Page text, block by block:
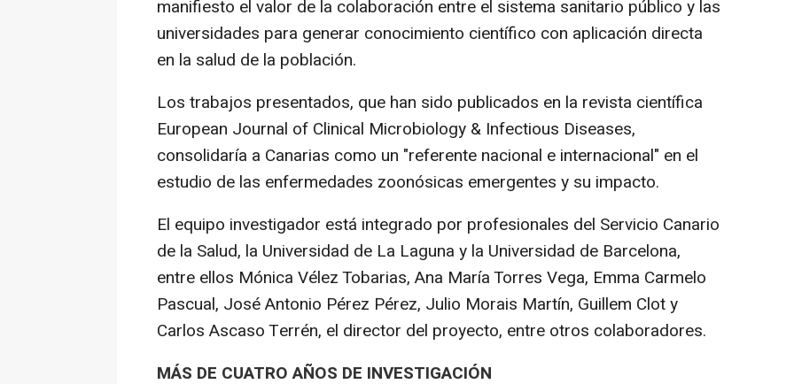
manifiesto el valor de la colaboración entre el sistema sanitario público y las
universidades para generar conocimiento científico con aplicación directa
en la salud de la población.
Los trabajos presentados, que han sido publicados en la revista científica
European Journal of Clinical Microbiology & Infectious Diseases,
consolidaría a Canarias como un "referente nacional e internacional" en el
estudio de las enfermedades zoonósicas emergentes y su impacto.
El equipo investigador está integrado por profesionales del Servicio Canario
de la Salud, la Universidad de La Laguna y la Universidad de Barcelona,
entre ellos Mónica Vélez Tobarias, Ana María Torres Vega, Emma Carmelo
Pascual, José Antonio Pérez Pérez, Julio Morais Martín, Guillem Clot y
Carlos Ascaso Terrén, el director del proyecto, entre otros colaboradores.
MÁS DE CUATRO AÑOS DE INVESTIGACIÓN